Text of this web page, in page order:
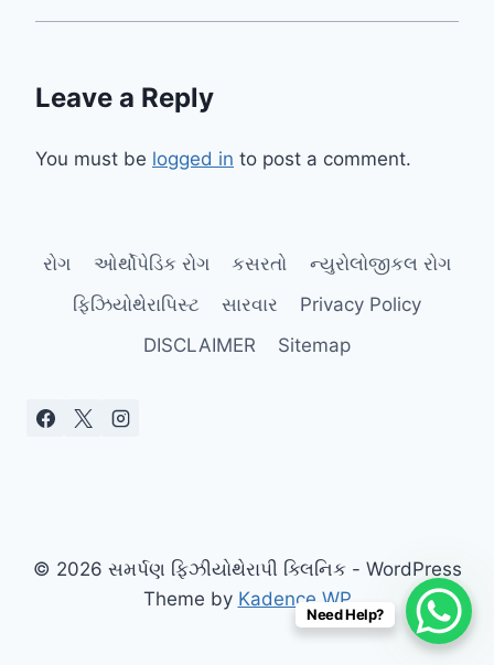
Leave a Reply
You must be logged in to post a comment.
રોગ ઓર્થોપેડિક રોગ કસરતો
ન્યુરોલોજીકલ રોગ
ફિઝિયોથેરાપિસ્ટ
સારવાર
Privacy Policy
DISCLAIMER
Sitemap
© 2026 સમર્પણ ફિઝીયોથેરાપી ક્લિનિક - WordPress
Theme by Kadence WP
Need Help?